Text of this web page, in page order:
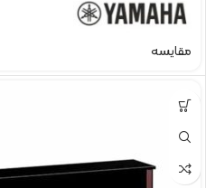
مقایسه